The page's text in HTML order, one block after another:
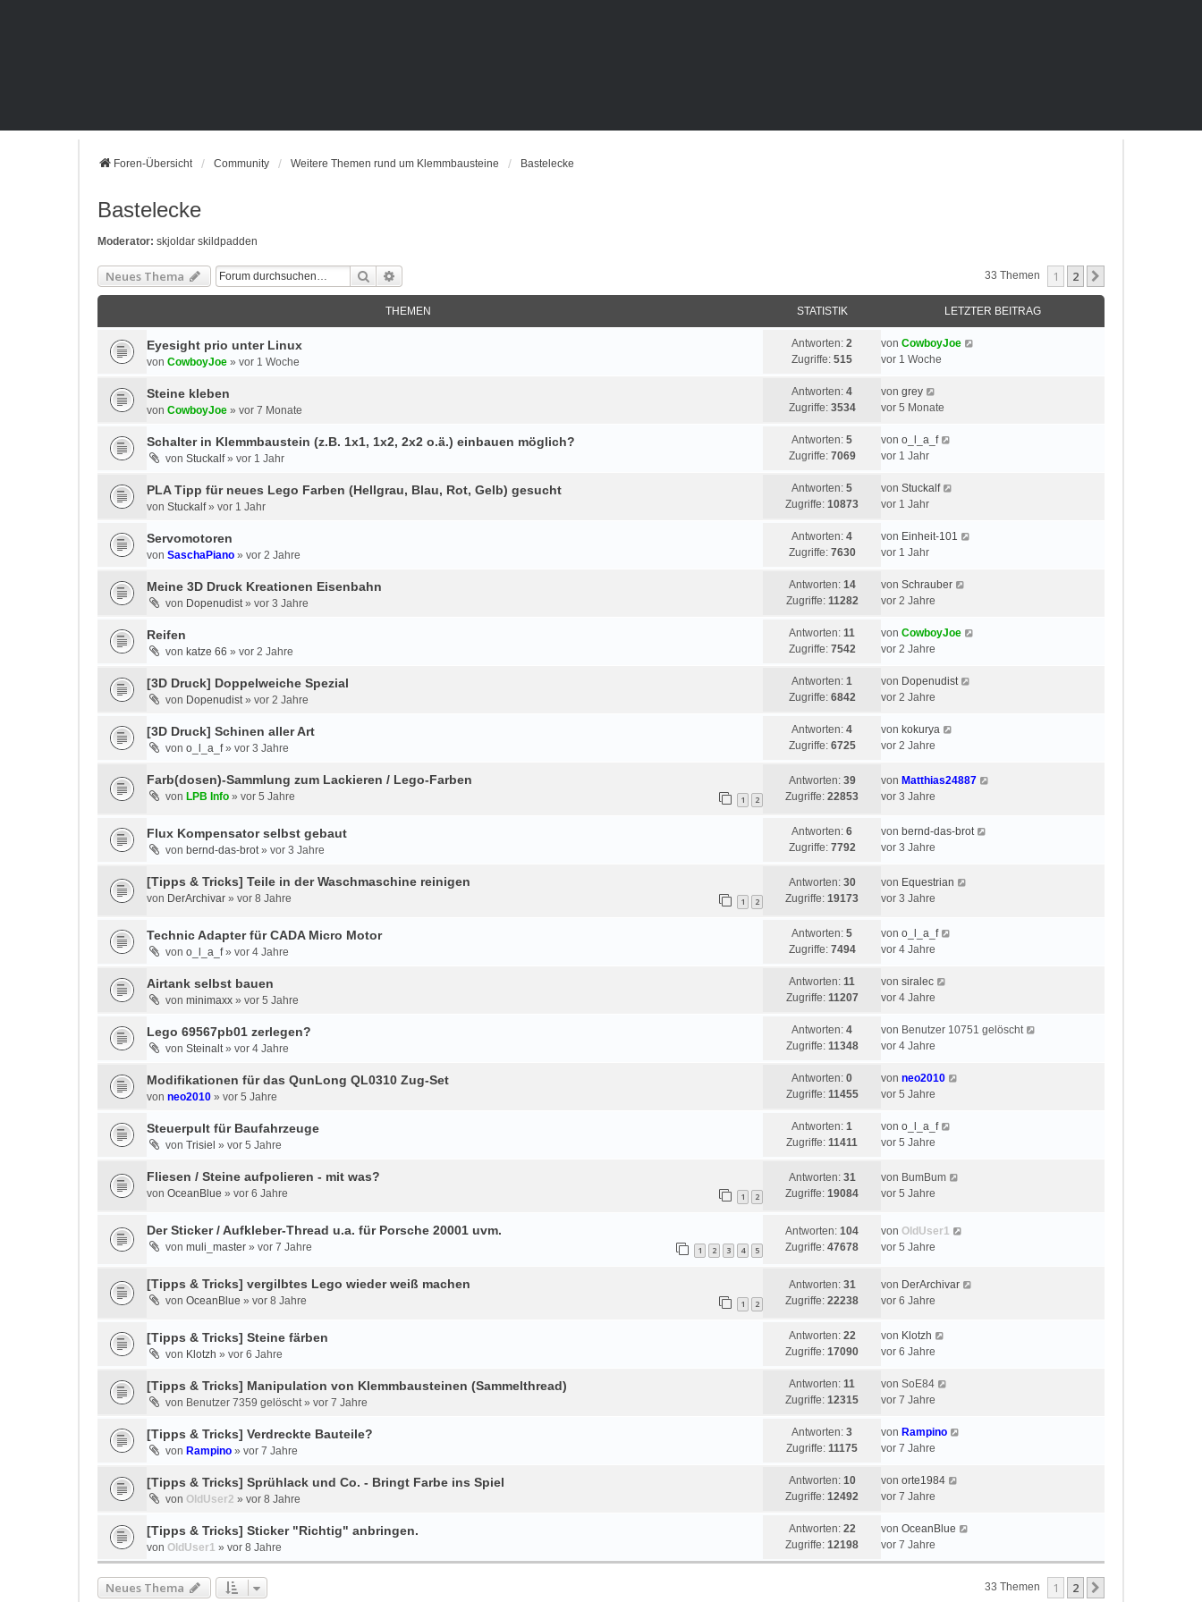
Foren-Übersicht Community Weitere Themen rund um Klemmbausteine Bastelecke
Bastelecke
Moderator: skjoldar skildpadden
Neues Thema Suche 33 Themen 1 2
THEMEN STATISTIK LETZTER BEITRAG
Eyesight prio unter Linux
von CowboyJoe » vor 1 Woche
Antworten: 2
Zugriffe: 515
von CowboyJoe
vor 1 Woche
Steine kleben
von CowboyJoe » vor 7 Monate
Antworten: 4
Zugriffe: 3534
von grey
vor 5 Monate
Schalter in Klemmbaustein (z.B. 1x1, 1x2, 2x2 o.ä.) einbauen möglich?
von Stuckalf» vor 1 Jahr
Antworten: 5
Zugriffe: 7069
von o_l_a_f
vor 1 Jahr
PLA Tipp für neues Lego Farben (Hellgrau, Blau, Rot, Gelb) gesucht
von Stuckalf» vor 1 Jahr
Antworten: 5
Zugriffe: 10873
von Stuckalf
vor 1 Jahr
Servomotoren
von SaschaPiano » vor 2 Jahre
Antworten: 4
Zugriffe: 7630
von Einheit-101
vor 1 Jahr
Meine 3D Druck Kreationen Eisenbahn
von Dopenudist» vor 3 Jahre
Antworten: 14
Zugriffe: 11282
von Schrauber
vor 2 Jahre
Reifen
von katze 66 » vor 2 Jahre
Antworten: 11
Zugriffe: 7542
von CowboyJoe
vor 2 Jahre
[3D Druck] Doppelweiche Spezial
von Dopenudist» vor 2 Jahre
Antworten: 1
Zugriffe: 6842
von Dopenudist
vor 2 Jahre
[3D Druck] Schinen aller Art
von o_l_a_f» vor 3 Jahre
Antworten: 4
Zugriffe: 6725
von kokurya
vor 2 Jahre
Farb(dosen)-Sammlung zum Lackieren / Lego-Farben
von LPB Info » vor 5 Jahre 1 2
Antworten: 39
Zugriffe: 22853
von Matthias24887
vor 3 Jahre
Flux Kompensator selbst gebaut
von bernd-das-brot» vor 3 Jahre
Antworten: 6
Zugriffe: 7792
von bernd-das-brot
vor 3 Jahre
[Tipps & Tricks] Teile in der Waschmaschine reinigen
von DerArchivar » vor 8 Jahre 1 2
Antworten: 30
Zugriffe: 19173
von Equestrian
vor 3 Jahre
Technic Adapter für CADA Micro Motor
von o_l_a_f» vor 4 Jahre
Antworten: 5
Zugriffe: 7494
von o_l_a_f
vor 4 Jahre
Airtank selbst bauen
von minimaxx » vor 5 Jahre
Antworten: 11
Zugriffe: 11207
von siralec
vor 4 Jahre
Lego 69567pb01 zerlegen?
von Steinalt» vor 4 Jahre
Antworten: 4
Zugriffe: 11348
von Benutzer 10751 gelöscht
vor 4 Jahre
Modifikationen für das QunLong QL0310 Zug-Set
von neo2010 » vor 5 Jahre
Antworten: 0
Zugriffe: 11455
von neo2010
vor 5 Jahre
Steuerpult für Baufahrzeuge
von Trisiel » vor 5 Jahre
Antworten: 1
Zugriffe: 11411
von o_l_a_f
vor 5 Jahre
Fliesen / Steine aufpolieren - mit was?
von OceanBlue » vor 6 Jahre 1 2
Antworten: 31
Zugriffe: 19084
von BumBum
vor 5 Jahre
Der Sticker / Aufkleber-Thread u.a. für Porsche 20001 uvm.
von muli_master » vor 7 Jahre 1 2 3 4 5
Antworten: 104
Zugriffe: 47678
von OldUser1
vor 5 Jahre
[Tipps & Tricks] vergilbtes Lego wieder weiß machen
von OceanBlue » vor 8 Jahre 1 2
Antworten: 31
Zugriffe: 22238
von DerArchivar
vor 6 Jahre
[Tipps & Tricks] Steine färben
von Klotzh » vor 6 Jahre
Antworten: 22
Zugriffe: 17090
von Klotzh
vor 6 Jahre
[Tipps & Tricks] Manipulation von Klemmbausteinen (Sammelthread)
von Benutzer 7359 gelöscht» vor 7 Jahre
Antworten: 11
Zugriffe: 12315
von SoE84
vor 7 Jahre
[Tipps & Tricks] Verdreckte Bauteile?
von Rampino » vor 7 Jahre
Antworten: 3
Zugriffe: 11175
von Rampino
vor 7 Jahre
[Tipps & Tricks] Sprühlack und Co. - Bringt Farbe ins Spiel
von OldUser2 » vor 8 Jahre
Antworten: 10
Zugriffe: 12492
von orte1984
vor 7 Jahre
[Tipps & Tricks] Sticker "Richtig" anbringen.
von OldUser1 » vor 8 Jahre
Antworten: 22
Zugriffe: 12198
von OceanBlue
vor 7 Jahre
Neues Thema 33 Themen 1 2